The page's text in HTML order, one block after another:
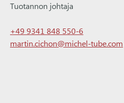
Tuotannon johtaja
+49 9341 848 550-6
martin.cichon@michel-tube.com‍